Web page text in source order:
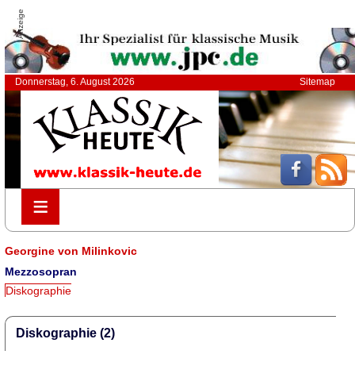
Anzeige
Donnerstag, 6. August 2026 Sitemap
≡
≡
Georgine von Milinkovic
Mezzosopran
Diskographie
Diskographie (2)